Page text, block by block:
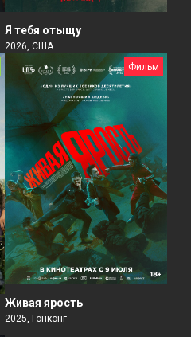
Я тебя отыщу
2026, США
Фильм
Живая ярость
2025, Гонконг